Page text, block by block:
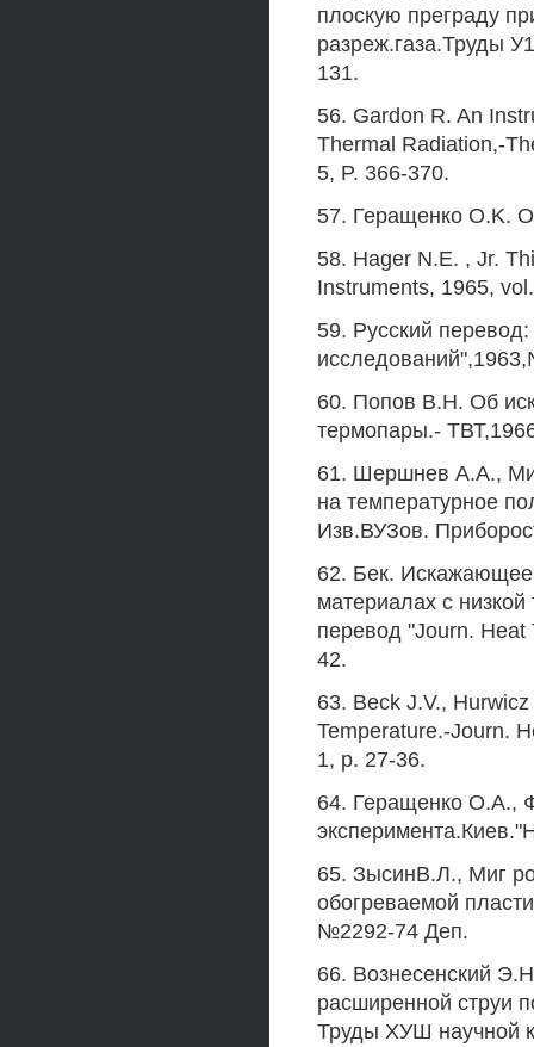
плоскую преграду
разреж.газа.Труды
131.
56. Gardon R. An
Thermal Radiation,-
5, P. 366-370.
57. Геращенко O.K.
58. Hager N.E. , Jr.
Instruments, 1965,
59. Русский
60. Попов В.Н. Об
термопары.-
61. Шершнев А.А.,
на температурное
Изв.ВУЗов.
62. Бек. Искажающее
материалах с
перевод "Journ.
42.
63. Beck J.V.,
Temperature.-Journ.
1, p. 27-36.
64. Геращенко O.A.,
65. ЗысинВ.Л., Миг
обогреваемой
№2292-74 Деп.
66. Вознесенский
расширенной струи
Труды ХУШ научной